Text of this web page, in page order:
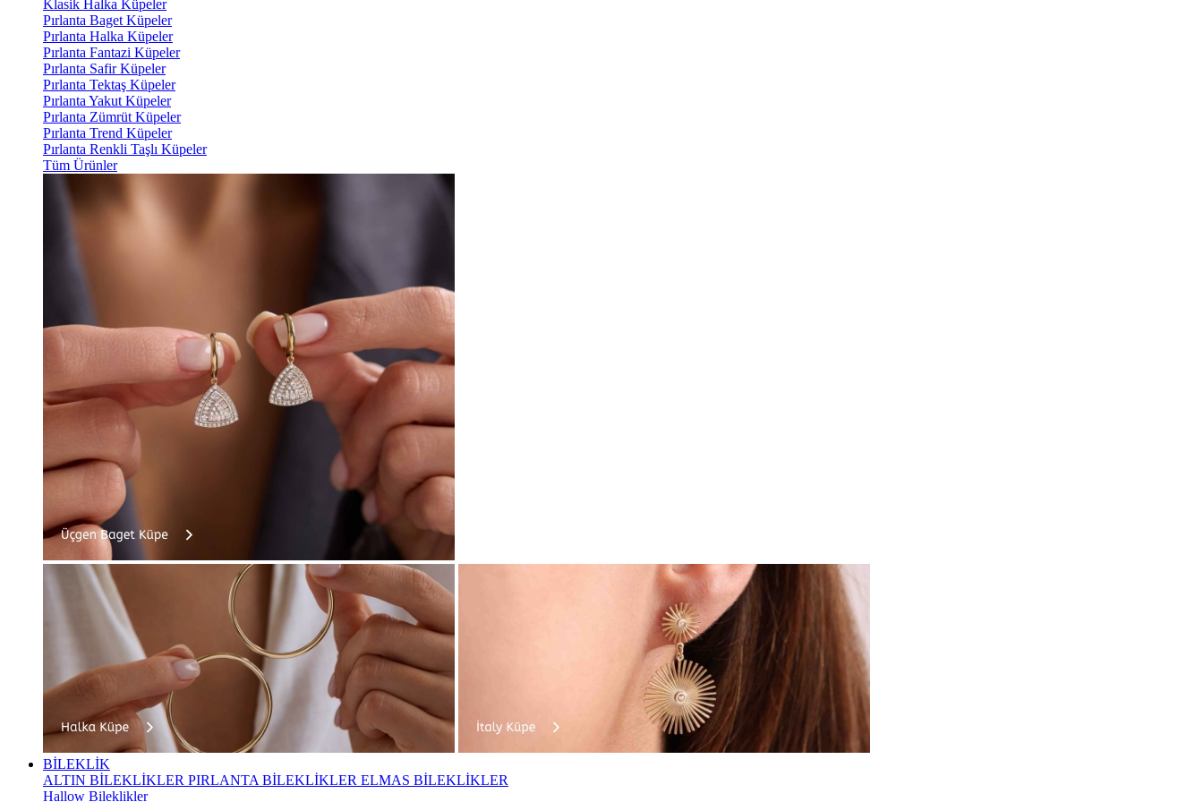
Klasik Halka Küpeler
Pırlanta Baget Küpeler
Pırlanta Halka Küpeler
Pırlanta Fantazi Küpeler
Pırlanta Safir Küpeler
Pırlanta Tektaş Küpeler
Pırlanta Yakut Küpeler
Pırlanta Zümrüt Küpeler
Pırlanta Trend Küpeler
Pırlanta Renkli Taşlı Küpeler
Tüm Ürünler
BİLEKLİK
ALTIN BİLEKLİKLER PIRLANTA BİLEKLİKLER ELMAS BİLEKLİKLER
Hallow Bileklikler